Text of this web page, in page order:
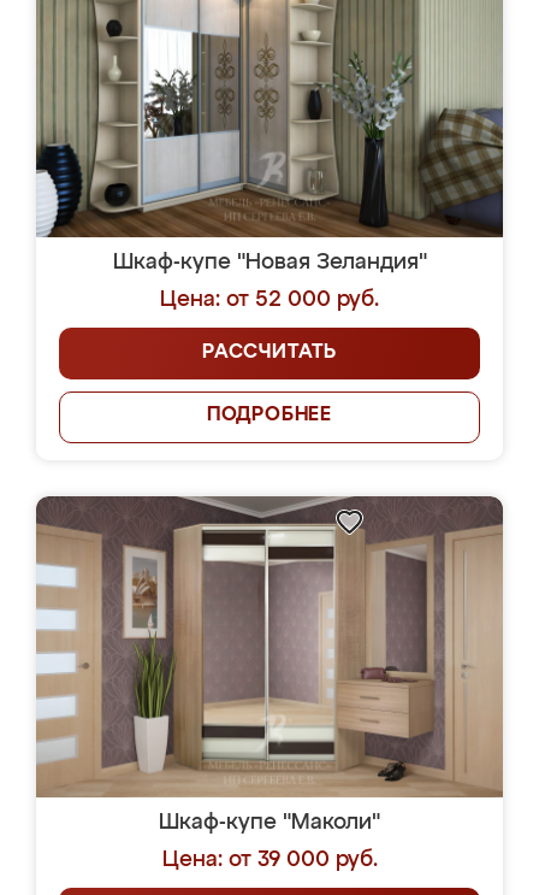
Шкаф-купе "Новая Зеландия"
Цена: от 52 000 руб.
РАССЧИТАТЬ
ПОДРОБНЕЕ
Шкаф-купе "Маколи"
Цена: от 39 000 руб.